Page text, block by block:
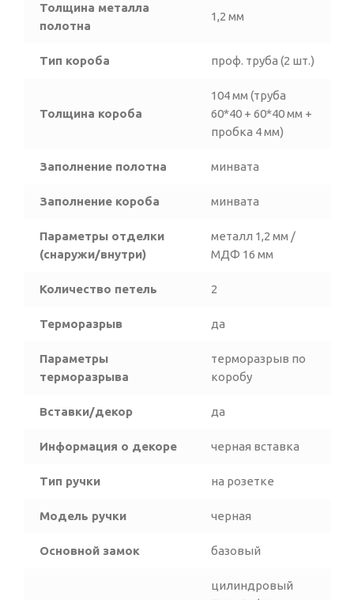
Толщина металла
полотна
1,2 мм
Тип короба проф. труба (2 шт.)
Толщина короба
104 мм (труба
60*40 + 60*40 мм +
пробка 4 мм)
Заполнение полотна минвата
Заполнение короба минвата
Параметры отделки
(снаружи/внутри)
металл 1,2 мм /
МДФ 16 мм
Количество петель 2
Терморазрыв да
Параметры
терморазрыва
терморазрыв по
коробу
Вставки/декор да
Информация о декоре черная вставка
Тип ручки на розетке
Модель ручки черная
Основной замок базовый
цилиндровый